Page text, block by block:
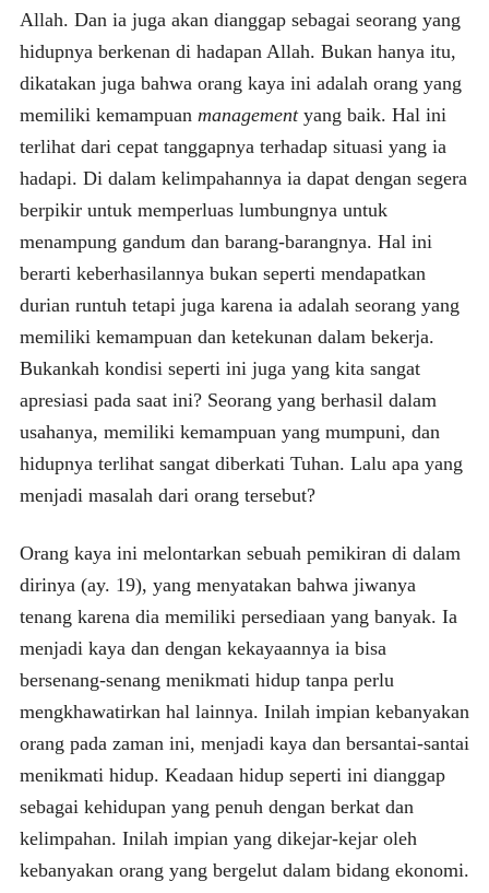
Allah. Dan ia juga akan dianggap sebagai seorang yang
hidupnya berkenan di hadapan Allah. Bukan hanya itu,
dikatakan juga bahwa orang kaya ini adalah orang yang
memiliki kemampuan managementyang baik. Hal ini
terlihat dari cepat tanggapnya terhadap situasi yang ia
hadapi. Di dalam kelimpahannya ia dapat dengan segera
berpikir untuk memperluas lumbungnya untuk
menampung gandum dan barang-barangnya. Hal ini
berarti keberhasilannya bukan seperti mendapatkan
durian runtuh tetapi juga karena ia adalah seorang yang
memiliki kemampuan dan ketekunan dalam bekerja.
Bukankah kondisi seperti ini juga yang kita sangat
apresiasi pada saat ini? Seorang yang berhasil dalam
usahanya, memiliki kemampuan yang mumpuni, dan
hidupnya terlihat sangat diberkati Tuhan. Lalu apa yang
menjadi masalah dari orang tersebut?
Orang kaya ini melontarkan sebuah pemikiran di dalam
dirinya (ay. 19), yang menyatakan bahwa jiwanya
tenang karena dia memiliki persediaan yang banyak. Ia
menjadi kaya dan dengan kekayaannya ia bisa
bersenang-senang menikmati hidup tanpa perlu
mengkhawatirkan hal lainnya. Inilah impian kebanyakan
orang pada zaman ini, menjadi kaya dan bersantai-santai
menikmati hidup. Keadaan hidup seperti ini dianggap
sebagai kehidupan yang penuh dengan berkat dan
kelimpahan. Inilah impian yang dikejar-kejar oleh
kebanyakan orang yang bergelut dalam bidang ekonomi.